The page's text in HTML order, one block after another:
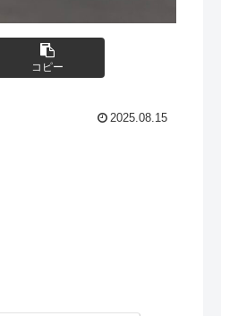
コピー
2025.08.15